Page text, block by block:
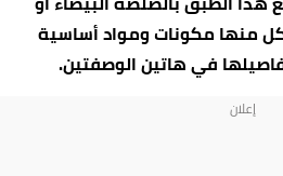
منها مكونات ومواد أساسية
في هاتين الوصفتين.